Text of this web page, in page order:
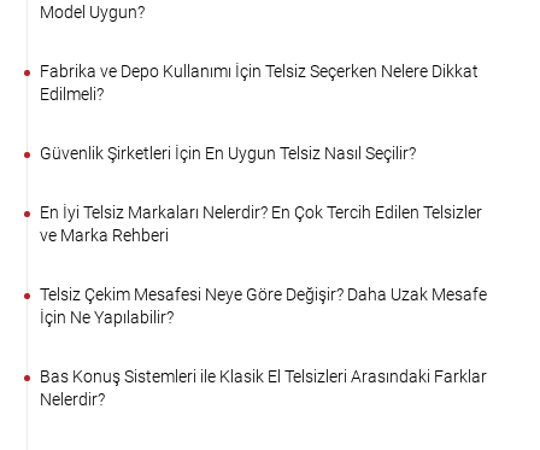
Model Uygun?
Fabrika ve Depo Kullanımı İçin Telsiz Seçerken Nelere Dikkat
Edilmeli?
Güvenlik Şirketleri İçin En Uygun Telsiz Nasıl Seçilir?
En İyi Telsiz Markaları Nelerdir? En Çok Tercih Edilen Telsizler
ve Marka Rehberi
Telsiz Çekim Mesafesi Neye Göre Değişir? Daha Uzak Mesafe
İçin Ne Yapılabilir?
Bas Konuş Sistemleri ile Klasik El Telsizleri Arasındaki Farklar
Nelerdir?